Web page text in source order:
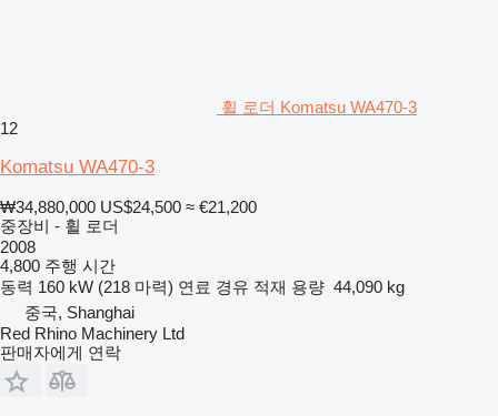
휠 로더 Komatsu WA470-3
12
Komatsu WA470-3
₩34,880,000 US$24,500 ≈ €21,200
중장비 - 휠 로더
2008
4,800 주행 시간
동력 160 kW (218 마력) 연료 경유 적재 용량 44,090 kg
중국, Shanghai
Red Rhino Machinery Ltd
판매자에게 연락